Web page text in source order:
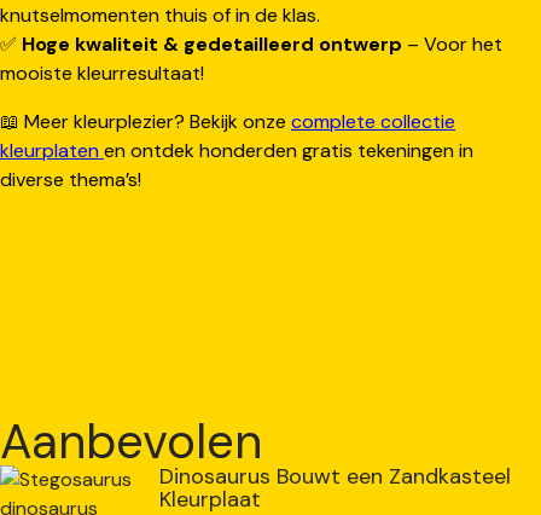
knutselmomenten thuis of in de klas.
✅ Hoge kwaliteit & gedetailleerd ontwerp – Voor het
mooiste kleurresultaat!
📖 Meer kleurplezier? Bekijk onze complete collectie
kleurplatenen ontdek honderden gratis tekeningen in
diverse thema’s!
Aanbevolen
Dinosaurus Bouwt een Zandkasteel
Kleurplaat